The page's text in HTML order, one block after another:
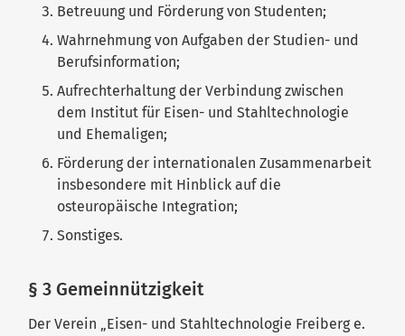
Betreuung und Förderung von Studenten;
Wahrnehmung von Aufgaben der Studien- und
Berufsinformation;
Aufrechterhaltung der Verbindung zwischen
dem Institut für Eisen- und Stahltechnologie
und Ehemaligen;
Förderung der internationalen Zusammenarbeit
insbesondere mit Hinblick auf die
osteuropäische Integration;
Sonstiges.
§ 3 Gemeinnützigkeit
Der Verein „Eisen- und Stahltechnologie Freiberg e.